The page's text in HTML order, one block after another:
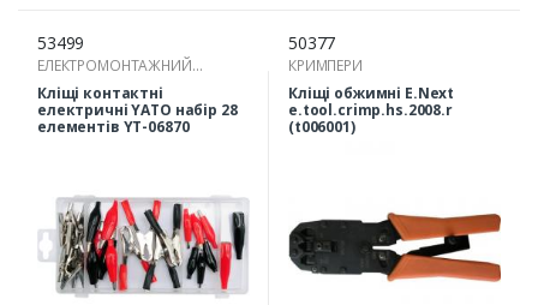
53499
ЕЛЕКТРОМОНТАЖНИЙ
ІНСТРУМЕНТ
Кліщі контактні
електричні YATO набір 28
елементів YT-06870
50377
КРИМПЕРИ
Кліщі обжимні E.Next
e.tool.crimp.hs.2008.r
(t006001)